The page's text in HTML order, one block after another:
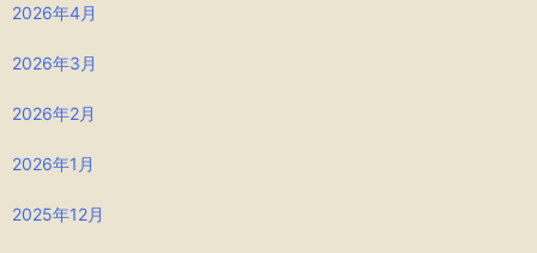
2026年4月
2026年3月
2026年2月
2026年1月
2025年12月